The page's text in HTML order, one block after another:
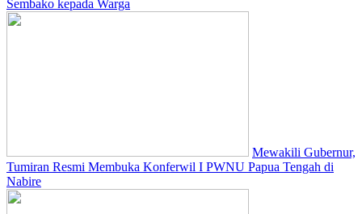
Sembako kepada Warga
Mewakili Gubernur,
Tumiran Resmi Membuka Konferwil I PWNU Papua Tengah di
Nabire